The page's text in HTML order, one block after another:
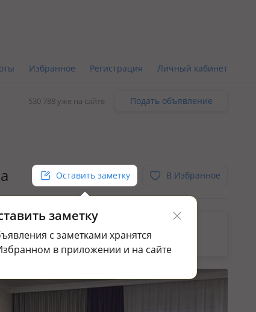
Избранное Регистрация Личный кабинет
530 788 уже на сайте Подать объявление
Оставить заметку
заметку
с заметками хранятся
в приложении и на сайте
В Избранное
квартир в Костанае